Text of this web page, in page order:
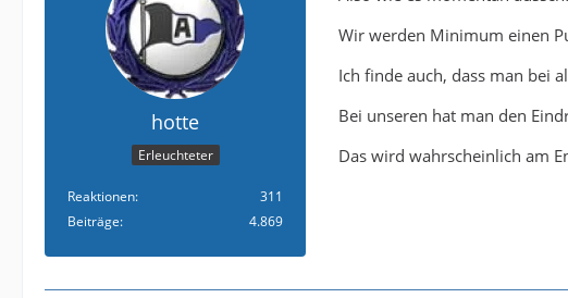
hotte
Erleuchteter
Reaktionen
311
Beiträge
4.869
Wir werden Minimum einen
Ich finde auch, dass man bei
Bei unseren hat man den
Das wird wahrscheinlich am